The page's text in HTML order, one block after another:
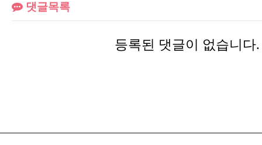
댓글목록
등록된 댓글이 없습니다.